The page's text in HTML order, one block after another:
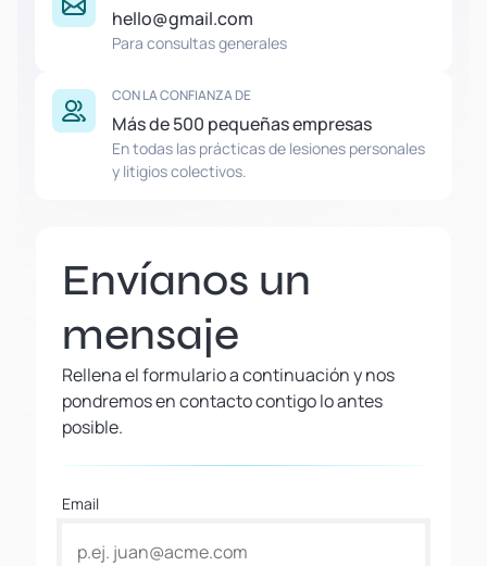
hello@gmail.com
Para consultas generales
CON LA CONFIANZA DE
Más de 500 pequeñas empresas
En todas las prácticas de lesiones personales
y litigios colectivos.
Envíanos un
mensaje
Rellena el formulario a continuación y nos
pondremos en contacto contigo lo antes
posible.
Email